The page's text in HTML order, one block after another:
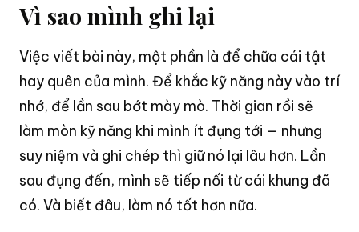
Vì sao mình ghi lại
Việc viết bài này, một phần là để chữa cái tật
hay quên của mình. Để khắc kỹ năng này vào trí
nhớ, để lần sau bớt mày mò. Thời gian rồi sẽ
làm mòn kỹ năng khi mình ít đụng tới — nhưng
suy niệm và ghi chép thì giữ nó lại lâu hơn. Lần
sau đụng đến, mình sẽ tiếp nối từ cái khung đã
có. Và biết đâu, làm nó tốt hơn nữa.